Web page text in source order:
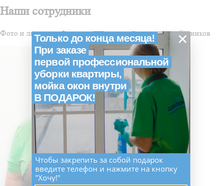
Наши сотрудники
Фото и личная информация размещена с согласия работников
Только до конца месяца!
При заказе
первой профессиональной
уборки квартиры,
мойка окон внутри
В ПОДАРОК!
×
Чтобы закрепить за собой подарок
введите телефон и нажмите на кнопку
"Хочу!"